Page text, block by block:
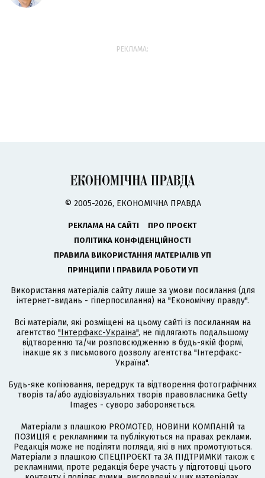
РЕКЛАМА:
© 2005-2026, ЕКОНОМІЧНА ПРАВДА
РЕКЛАМА НА САЙТІ
ПРО ПРОЄКТ
ПОЛІТИКА КОНФІДЕНЦІЙНОСТІ
ПРАВИЛА ВИКОРИСТАННЯ МАТЕРІАЛІВ УП
ПРИНЦИПИ І ПРАВИЛА РОБОТИ УП
Використання матеріалів сайту лише за умови посилання (для
інтернет-видань - гіперпосилання) на "Економічну правду".
Всі матеріали, які розміщені на цьому сайті із посиланням на
агентство "Інтерфакс-Україна", не підлягають подальшому
відтворенню та/чи розповсюдженню в будь-якій формі,
інакше як з письмового дозволу агентства "Інтерфакс-
Україна".
Будь-яке копіювання, передрук та відтворення фотографічних
творів та/або аудіовізуальних творів правовласника Getty
Images - суворо забороняється.
Матеріали з плашкою PROMOTED, НОВИНИ КОМПАНІЙ та
ПОЗИЦІЯ є рекламними та публікуються на правах реклами.
Редакція може не поділяти погляди, які в них промотуються.
Матеріали з плашкою СПЕЦПРОЄКТ та ЗА ПІДТРИМКИ також є
рекламними, проте редакція бере участь у підготовці цього